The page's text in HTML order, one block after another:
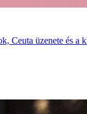
Ceuta üzenete és